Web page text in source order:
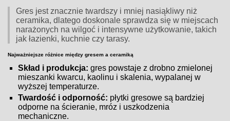
Gres jest znacznie twardszy i mniej nasiąkliwy niż
ceramika, dlatego doskonale sprawdza się w miejscach
narażonych na wilgoć i intensywne użytkowanie, takich
jak łazienki, kuchnie czy tarasy.
Najważniejsze różnice między gresem a ceramiką
Skład i produkcja: gres powstaje z drobno zmielonej
mieszanki kwarcu, kaolinu i skalenia, wypalanej w
wyższej temperaturze.
Twardość i odporność: płytki gresowe są bardziej
odporne na ścieranie, mróz i uszkodzenia
mechaniczne.